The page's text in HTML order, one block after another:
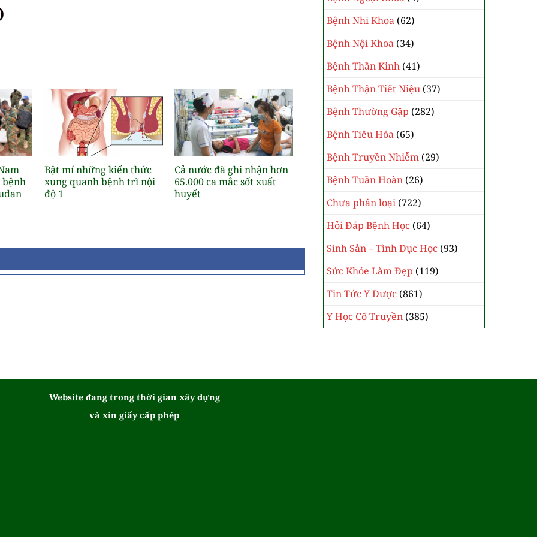
Bật mí những kiến thức
xung quanh bệnh trĩ nội
độ 1
Cả nước đã ghi nhận hơn
65.000 ca mắc sốt xuất
huyết
Bệnh Nhi Khoa (62)
Bệnh Nội Khoa (34)
Bệnh Thần Kinh (41)
Bệnh Thận Tiết Niệu (37)
Bệnh Thường Gặp (282)
Bệnh Tiêu Hóa (65)
Bệnh Truyền Nhiễm (29)
Bệnh Tuần Hoàn (26)
Chưa phân loại (722)
Hỏi Đáp Bệnh Học (64)
Sinh Sản – Tình Dục Học (93)
Sức Khỏe Làm Đẹp (119)
Tin Tức Y Dược (861)
Y Học Cổ Truyền (385)
Website đang trong thời gian xây dựng
và xin giấy cấp phép